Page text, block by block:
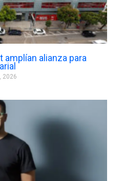
alianza para
2026